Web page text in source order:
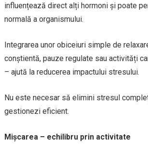
influențează direct alți hormoni și poate
normală a organismului.
Integrarea unor obiceiuri simple de
conștientă, pauze regulate sau activități
– ajută la reducerea impactului stresului.
Nu este necesar să elimini stresul
gestionezi eficient.
Mișcarea – echilibru prin activitate